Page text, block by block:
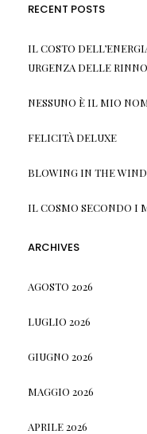
RECENT POSTS
IL COSTO
URGENZA DELLE
NESSUNO È IL MIO
FELICITÀ DELUXE
BLOWING IN THE WIND
IL COSMO SECONDO I
ARCHIVES
AGOSTO 2026
LUGLIO 2026
GIUGNO 2026
MAGGIO 2026
APRILE 2026